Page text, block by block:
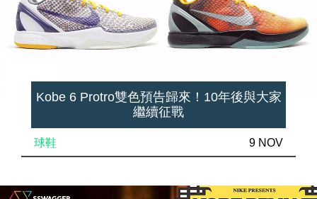
Kobe 6 Protro雙色預告歸來！10年後與大家
繼續征戰
球鞋 9 NOV